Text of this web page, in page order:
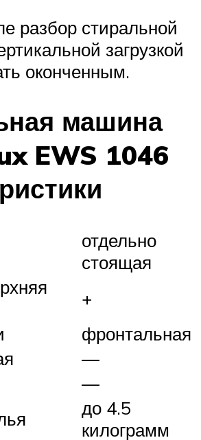
разбор стиральной
загрузкой
оконченным.
машина
EWS 1046
отдельно
стоящая
+
фронтальная
—
—
до 4.5
килограмм